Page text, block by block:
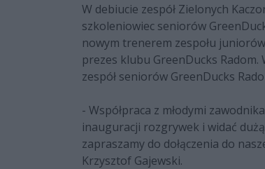
W debiucie zespół Zielonych
szkoleniowiec seniorów
nowym trenerem zespołu
prezes klubu GreenDucks
zespół seniorów GreenDucks
- Współpraca z młodymi
inauguracji rozgrywek i widać
zapraszamy do dołączenia do
Krzysztof Gajewski.